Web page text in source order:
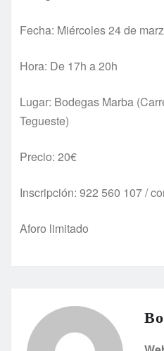
Fecha: Miércoles 24 de
Hora: De 17h a 20h
Lugar: Bodegas Marba
Tegueste)
Precio: 20€
Inscripción: 922 560 107 /
Aforo limitado